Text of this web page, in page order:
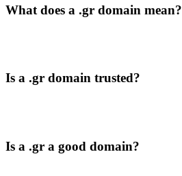
What does a .gr domain mean?
Is a .gr domain trusted?
Is a .gr a good domain?